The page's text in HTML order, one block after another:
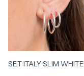
SET ITALY SLIM WHITE